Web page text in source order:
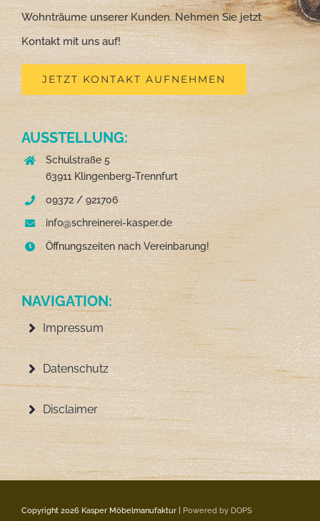
Wohnträume unserer Kunden. Nehmen Sie jetzt
Kontakt mit uns auf!
JETZT KONTAKT AUFNEHMEN
AUSSTELLUNG:
Schulstraße 5
63911 Klingenberg-Trennfurt
09372 / 921706
info@schreinerei-kasper.de
Öffnungszeiten nach Vereinbarung!
NAVIGATION:
Impressum
Datenschutz
Disclaimer
Copyright 2026 Kasper Möbelmanufaktur | Powered by DOPS